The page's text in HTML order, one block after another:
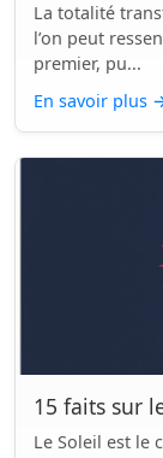
La totalité
l’on peut
premier, pu...
En savoir plus
15 faits sur
Le Soleil est le